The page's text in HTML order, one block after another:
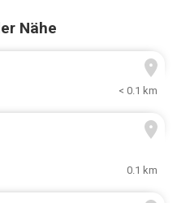
Nähe
< 0.1 km
0.1 km